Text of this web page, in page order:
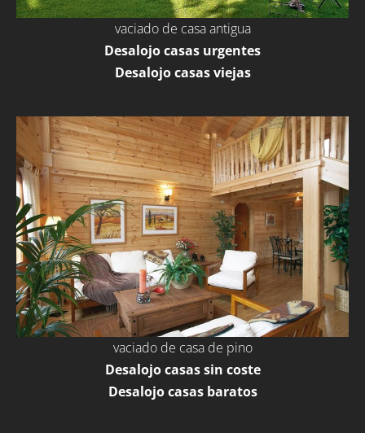
vaciado de casa antigua
Desalojo casas urgentes
Desalojo casas viejas
vaciado de casa de pino
Desalojo casas sin coste
Desalojo casas baratos